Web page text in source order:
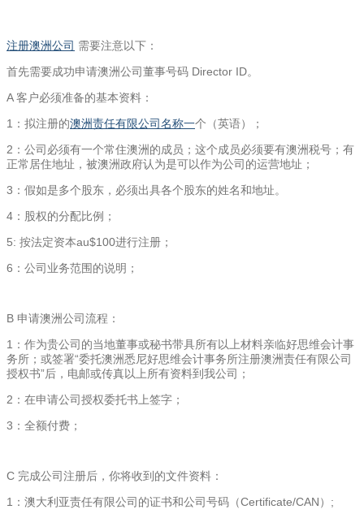
注册澳洲公司 需要注意以下：
首先需要成功申请澳洲公司董事号码 Director ID。
A 客户必须准备的基本资料：
1：拟注册的澳洲责任有限公司名称一个（英语）；
2：公司必须有一个常住澳洲的成员；这个成员必须要有澳洲税号；有
正常居住地址，被澳洲政府认为是可以作为公司的运营地址；
3：假如是多个股东，必须出具各个股东的姓名和地址。
4：股权的分配比例；
5: 按法定资本au$100进行注册；
6：公司业务范围的说明；
B 申请澳洲公司流程：
1：作为贵公司的当地董事或秘书带具所有以上材料亲临好思维会计事
务所；或签署“委托澳洲悉尼好思维会计事务所注册澳洲责任有限公司
授权书”后，电邮或传真以上所有资料到我公司；
2：在申请公司授权委托书上签字；
3：全额付费；
C 完成公司注册后，你将收到的文件资料：
1：澳大利亚责任有限公司的证书和公司号码（Certificate/CAN）;